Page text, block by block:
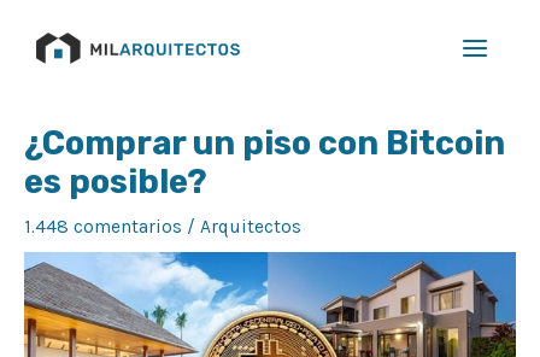
¿Comprar un piso con Bitcoin
es posible?
1.448 comentarios / Arquitectos
de
entradas